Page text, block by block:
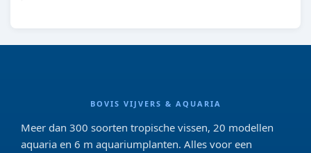
BOVIS VIJVERS & AQUARIA
Meer dan 300 soorten tropische vissen, 20 modellen
aquaria en 6 m aquariumplanten. Alles voor een